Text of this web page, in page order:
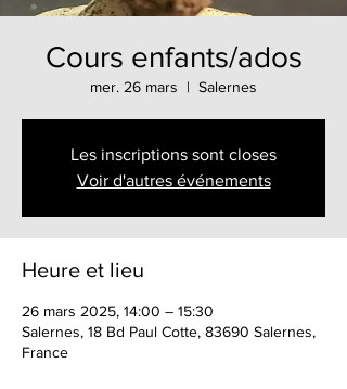
Cours enfants/ados
mer. 26 mars
  |
Salernes
Les inscriptions sont closes
Voir d'autres événements
Heure et lieu
26 mars 2025, 14:00 – 15:30
Salernes, 18 Bd Paul Cotte, 83690 Salernes,
France